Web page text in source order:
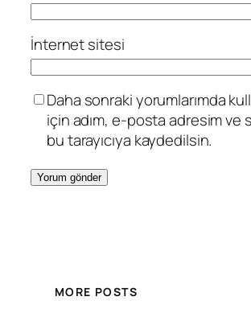
İnternet sitesi
Daha sonraki yorumlarımda
için adım, e-posta adresim ve
bu tarayıcıya kaydedilsin.
MORE POSTS